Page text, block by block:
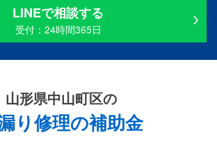
LINEで相談する
受付：24時間365日
山形県中山町区の
り修理の補助金